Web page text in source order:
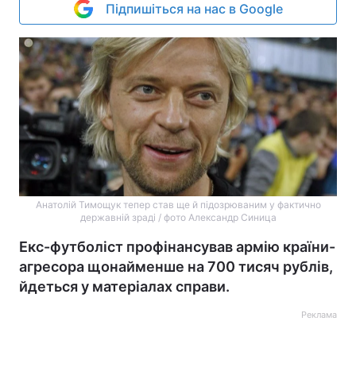
Підпишіться на нас в Google
Анатолій Тимощук тепер став ще й підозрюваним у фактично
державній зраді / фото Александр Синица
Екс-футболіст профінансував армію країни-
агресора щонайменше на 700 тисяч рублів,
йдеться у матеріалах справи.
Реклама